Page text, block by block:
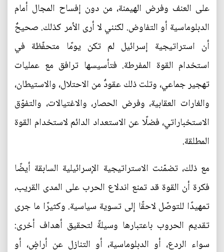
على العنف وفرض الهيمنة، من دون إفساح المجال أمام
الدبلوماسية أو التفاوض. لكنني لا أرى الأمر كذلك. صحيحٌ
أن استراتيجية إسرائيل لم تكن يومًا متحفّظة في
استخدام القوة المفرطة. فتأسيسها ترافق مع عمليات
تهجير جماعي، وتلت ذلك عقودٌ من الاحتلال، والاستيطان،
والغارات العقابية، وفرض الحصار، والاغتيالات، والتفوّق
الاستخباراتي، فضلًا عن الاستعداد الدائم لاستخدام القوة
المطلقة.
مع ذلك، تضمّنت الاستراتيجية الإسرائيلية السابقة أيضًا
فكرة أن القوة قد تمنع اندلاع الحرب على المدى القريب،
تمهيدًا للتوصّل لاحقًا إلى تسوية سياسية. وكثيرًا ما جرى
تقديم الحروب باعتبارها وسيلةً لتحقيق أهداف أخرى:
سواء الردع، أو الدبلوماسية، أو التنازل عن أراضٍ، أو